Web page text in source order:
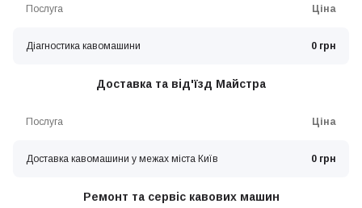
Послуга Ціна
Діагностика кавомашини 0 грн
Доставка та від'їзд Майстра
Послуга Ціна
Доставка кавомашини у межах міста Київ 0 грн
Ремонт та сервіс кавових машин